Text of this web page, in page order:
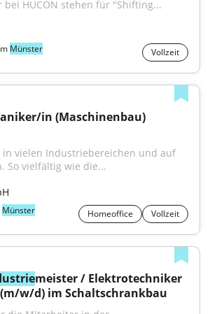
bei HUCON stehen für "Shifting...
Münster Vollzeit
in (Maschinenbau)
in vielen Industriebereichen und auf
So vielfältig wie die...
Münster Homeoffice Vollzeit
meister / Elektrotechniker
w/d) im Schaltschrankbau